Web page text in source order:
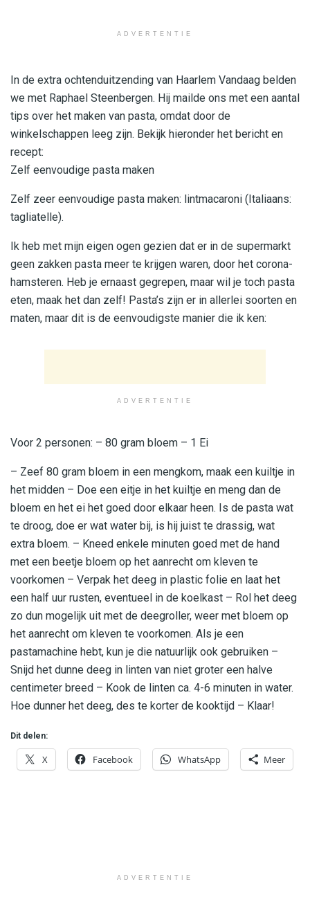
ADVERTENTIE
In de extra ochtenduitzending van Haarlem Vandaag belden
we met Raphael Steenbergen. Hij mailde ons met een aantal
tips over het maken van pasta, omdat door de
winkelschappen leeg zijn. Bekijk hieronder het bericht en
recept:
Zelf eenvoudige pasta maken
Zelf zeer eenvoudige pasta maken: lintmacaroni (Italiaans:
tagliatelle).
Ik heb met mijn eigen ogen gezien dat er in de supermarkt
geen zakken pasta meer te krijgen waren, door het corona-
hamsteren. Heb je ernaast gegrepen, maar wil je toch pasta
eten, maak het dan zelf! Pasta’s zijn er in allerlei soorten en
maten, maar dit is de eenvoudigste manier die ik ken:
ADVERTENTIE
Voor 2 personen: – 80 gram bloem – 1 Ei
– Zeef 80 gram bloem in een mengkom, maak een kuiltje in
het midden – Doe een eitje in het kuiltje en meng dan de
bloem en het ei het goed door elkaar heen. Is de pasta wat
te droog, doe er wat water bij, is hij juist te drassig, wat
extra bloem. – Kneed enkele minuten goed met de hand
met een beetje bloem op het aanrecht om kleven te
voorkomen – Verpak het deeg in plastic folie en laat het
een half uur rusten, eventueel in de koelkast – Rol het deeg
zo dun mogelijk uit met de deegroller, weer met bloem op
het aanrecht om kleven te voorkomen. Als je een
pastamachine hebt, kun je die natuurlijk ook gebruiken –
Snijd het dunne deeg in linten van niet groter een halve
centimeter breed – Kook de linten ca. 4-6 minuten in water.
Hoe dunner het deeg, des te korter de kooktijd – Klaar!
Dit delen:
X Facebook WhatsApp Meer
ADVERTENTIE